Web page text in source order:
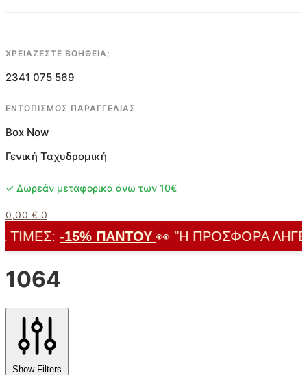
ΧΡΕΙΑΖΕΣΤΕ ΒΟΗΘΕΙΑ;
2341 075 569
ΕΝΤΟΠΙΣΜΟΣ ΠΑΡΑΓΓΕΛΙΑΣ
Box Now
Γενική Ταχυδρομική
✓ Δωρεάν μεταφορικά άνω των 10€
0,00 € 0
-15% ΠΑΝΤΟΎ👀 "Η ΠΡΟΣΦΟΡΆ ΛΉΓΕΙ
1064
Show Filters